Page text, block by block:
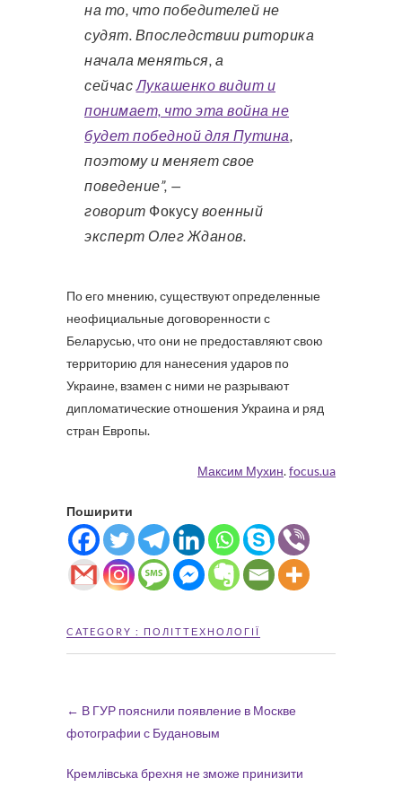
на то, что победителей не
судят. Впоследствии риторика
начала меняться, а
сейчасЛукашенко видит и
понимает, что эта война не
будет победной для Путина,
поэтому и меняет свое
поведение”, —
говорит Фокусу военный
эксперт Олег Жданов.
По его мнению, существуют определенные
неофициальные договоренности с
Беларусью, что они не предоставляют свою
территорию для нанесения ударов по
Украине, взамен с ними не разрывают
дипломатические отношения Украина и ряд
стран Европы.
Максим Мухин.focus.ua
Поширити
CATEGORY : ПОЛІТТЕХНОЛОГІЇ
← В ГУР пояснили появление в Москве
фотографии с Будановым
Кремлівська брехня не зможе принизити